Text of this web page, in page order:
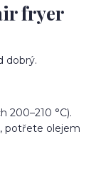
fryer
dobrý.
200–210 °C).
potřete olejem